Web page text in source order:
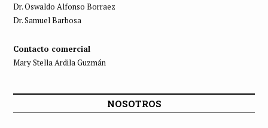
Dr. Oswaldo Alfonso Borraez
Dr. Samuel Barbosa
Contacto comercial
Mary Stella Ardila Guzmán
NOSOTROS